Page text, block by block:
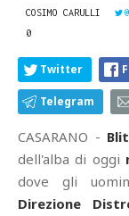
COSIMO CARULLI
0
Twitter
Telegram
CASARANO -
dell'alba di oggi
dove gli
Direzione